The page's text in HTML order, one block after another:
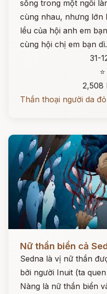
sống trong một ngôi
cùng nhau, nhưng lớn
lều của hội anh em
cùng hội chị em bạn dì.
31-
2,508
Thần thoại người da
Nữ thần biển cả
Sedna là vị nữ thần
bởi người Inuit (ta
Nàng là nữ thần biển